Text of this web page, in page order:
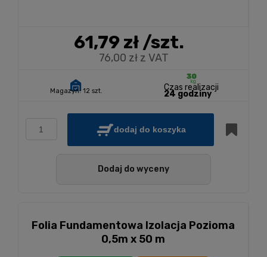
61,79 zł/szt.
76,00 zł z VAT
Magazyn: 12 szt. Czas realizacji
24 godziny
dodaj do koszyka
Dodaj do wyceny
Folia Fundamentowa Izolacja Pozioma
0,5m x 50 m